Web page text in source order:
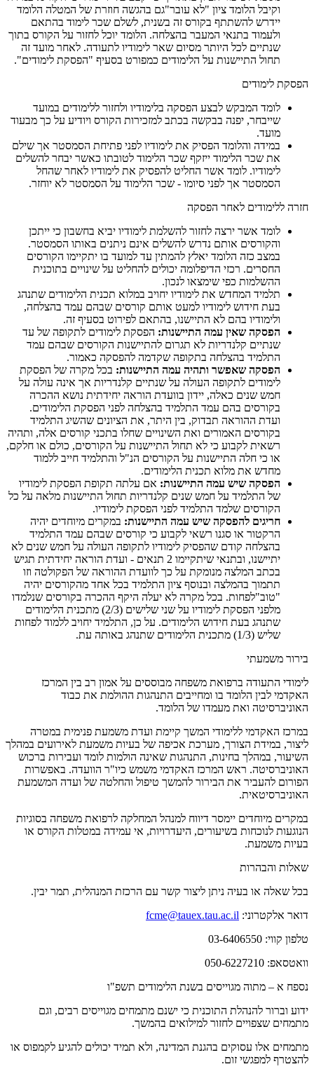
וקיבל הלומד ציון "לא עובר"גם בהגשה חוזרת של המטלה הלומד
יידרש להשתתף בקורס זה בשנית, לשלם שכר לימוד בהתאם
ולעמוד בתנאי המעבר בהצלחה. הלומד יוכל לחזור על הקורס בתוך
שנתיים לכל היותר מסיום שאר לימודיו לתעודה. לאחר מועד זה
תחול התיישנות על הלימודים כמפורט בסעיף "הפסקת לימודים".
הפסקת לימודים
לומד המבקש לבצע הפסקה בלימודיו ולחזור ללימודים במועד
שייבחר, יפנה בבקשה בכתב למזכירות הקורס ויודיע על כך מבעוד
מועד.
במידה והלומד הפסיק את לימודיו לפני פתיחת הסמסטר אך שילם
את שכר הלימוד ייזקף שכר הלימוד לטובתו כאשר יבחר להשלים
לימודיו. לומד אשר החליט להפסיק את לימודיו לאחר שהחל
הסמסטר אך לפני סיומו - שכר הלימוד על הסמסטר לא יוחזר.
חזרה ללימודים לאחר הפסקה
לומד אשר ירצה לחזור להשלמת לימודיו יביא בחשבון כי ייתכן
והקורסים אותם נדרש להשלים אינם ניתנים באותו הסמסטר.
במצב כזה הלומד יאלץ להמתין עד למועד בו יתקיימו הקורסים
החסרים. רכזי הדיפלומה יכולים להחליט על שינויים בתוכנית
ההשלמות כפי שימצאו לנכון.
תלמיד המחדש את לימודיו יחויב במלוא תכנית הלימודים שתנהג
בעת חידוש לימודיו למעט אותם קורסים שבהם עמד בהצלחה,
ולימודיו בהם לא התיישנו, בהתאם לפירוט בסעיף זה.
הפסקה שאין עמה התיישנות: הפסקת לימודים לתקופה של עד
שנתיים קלנדריות לא תגרום להתיישנות הקורסים שבהם עמד
התלמיד בהצלחה בתקופה שקדמה להפסקה כאמור.
הפסקה שאפשר ותהיה עמה התיישנות: בכל מקרה של הפסקת
לימודים לתקופה העולה על שנתיים קלנדריות אך אינה עולה על
חמש שנים כאלה, יידון בוועדת הוראה יחידתית נושא ההכרה
בקורסים בהם עמד התלמיד בהצלחה לפני הפסקת הלימודים.
ועדת ההוראה תבדוק, בין היתר, את הציונים שהשיג התלמיד
בקורסים האמורים ואת השינויים שחלו בתכני קורסים אלה, ותהיה
רשאית לקבוע כי לא תחול התיישנות על הקורסים, כולם או חלקם,
או כי חלה התיישנות על הקורסים הנ"ל והתלמיד חייב ללמוד
מחדש את מלוא תכנית הלימודים.
הפסקה שיש עמה התיישנות: אם עלתה תקופת הפסקת לימודיו
של התלמיד על חמש שנים קלנדריות תחול התיישנות מלאה על כל
הקורסים שלמד התלמיד לפני הפסקת לימודיו.
חריגים להפסקה שיש עמה התיישנות: במקרים מיוחדים יהיה
הרקטור או סגנו רשאי לקבוע כי קורסים שבהם עמד התלמיד
בהצלחה קודם שהפסיק לימודיו לתקופה העולה על חמש שנים לא
יתיישנו, ובתנאי שיתקיימו 2 תנאים - ועדת הוראה יחידתית תגיש
בכתב המלצה מנומקת על כך לוועדת ההוראה של הפקולטה וזו
תתמוך בהמלצה ובנוסף ציון התלמיד בכל אחד מהקורסים יהיה
"טוב"לפחות. בכל מקרה לא יעלה היקף ההכרה בקורסים שנלמדו
מלפני הפסקת לימודיו על שני שלישים (2/3) מתכנית הלימודים
שתנהג בעת חידוש הלימודים. על כן, התלמיד יחויב ללמוד לפחות
שליש (1/3) מתכנית הלימודים שתנהג באותה עת.
בירור משמעתי
לימודי התעודה ברפואת משפחה מבוססים על אמון רב בין המרכז
האקדמי לבין הלומד בו ומחייבים התנהגות ההולמת את כבוד
האוניברסיטה ואת מעמדו של הלומד.
במרכז האקדמי ללימודי המשך קיימת ועדת משמעת פנימית במטרה
ליצור, במידת הצורך, מערכת אכיפה של בעיות משמעת לאירועים במהלך
השיעור, במהלך בחינות, התנהגות שאינה הולמות לומד ועבירות ברכוש
האוניברסיטה. ראש המרכז האקדמי משמש כיו"ר הוועדה. באפשרות
הפורום להעביר את הבירור להמשך טיפול והחלטה של ועדה המשמעת
האוניברסיטאית.
במקרים מיוחדים יימסר דיווח למנהל המחלקה לרפואת משפחה בסוגיות
הנוגעות לנוכחות בשיעורים, היעדרויות, אי עמידה במטלות הקורס או
בעיות משמעת.
שאלות והבהרות
בכל שאלה או בעיה ניתן ליצור קשר עם הרכזת המנהלית, תמר יבין.
דואר אלקטרוני: fcme@tauex.tau.ac.il
טלפון קווי: 03-6406550
וואטסאפ: 050-6227210
נספח א – מתוה מגוייסים בשנת הלימודים תשפ"ו
ידוע וברור להנהלת התוכנית כי ישנם מתמחים מגוייסים רבים, וגם
מתמחים שצפויים לחזור למילואים בהמשך.
מתמחים אלו עסוקים בהגנת המדינה, ולא תמיד יכולים להגיע לקמפוס או
להצטרף למפגשי זום.